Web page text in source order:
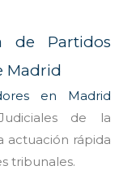
de Partidos
Madrid
en Madrid
de la
actuación rápida
tribunales.